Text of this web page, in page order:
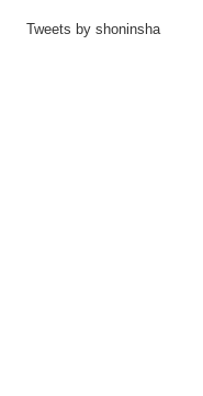
Tweets by shoninsha